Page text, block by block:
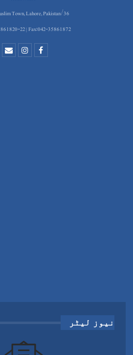
36/A, New Muslim Town, Lahore, Pakistan
22 | Fax:042-35861872
نیوز لیٹر